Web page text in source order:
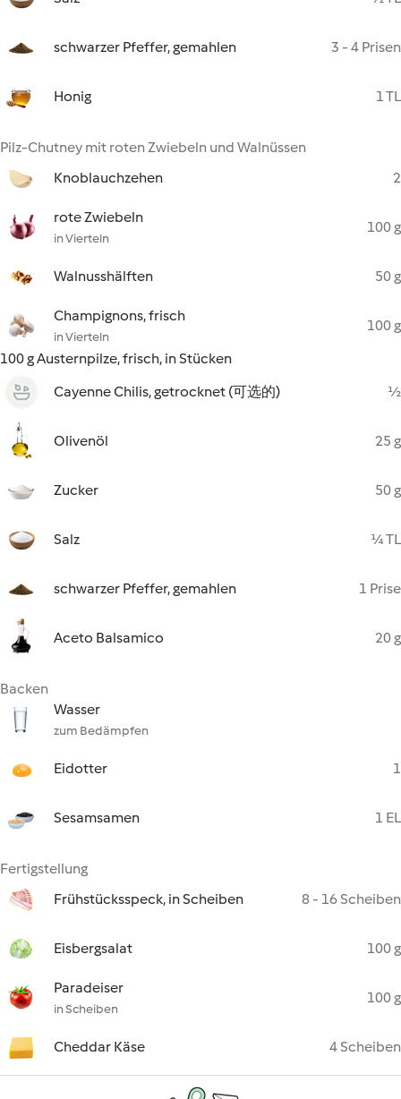
schwarzer Pfeffer, gemahlen 3 - 4 Prisen
Honig 1 TL
Pilz-Chutney mit roten Zwiebeln und Walnüssen
Knoblauchzehen
2
rote Zwiebeln
in Vierteln
100 g
Walnusshälften 50 g
Champignons, frisch
in Vierteln
100 g
100 g Austernpilze, frisch, in Stücken
Cayenne Chilis, getrocknet (可选的)
½
Olivenöl 25 g
Zucker 50 g
Salz ¼ TL
schwarzer Pfeffer, gemahlen 1 Prise
Aceto Balsamico 20 g
Backen
Wasser
zum Bedämpfen
Eidotter 1
Sesamsamen 1 EL
Fertigstellung
Frühstücksspeck, in Scheiben
8 - 16 Scheiben
Eisbergsalat 100 g
Paradeiser
in Scheiben
100 g
Cheddar Käse 4 Scheiben